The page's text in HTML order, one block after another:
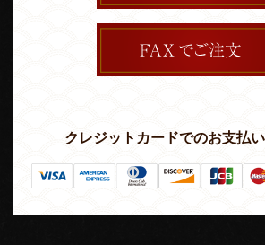
クレジットカードでのお支払